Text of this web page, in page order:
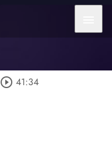
play_circle_outline 41:34